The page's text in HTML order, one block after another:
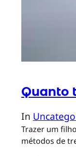
Quanto
In
Trazer um
métodos de